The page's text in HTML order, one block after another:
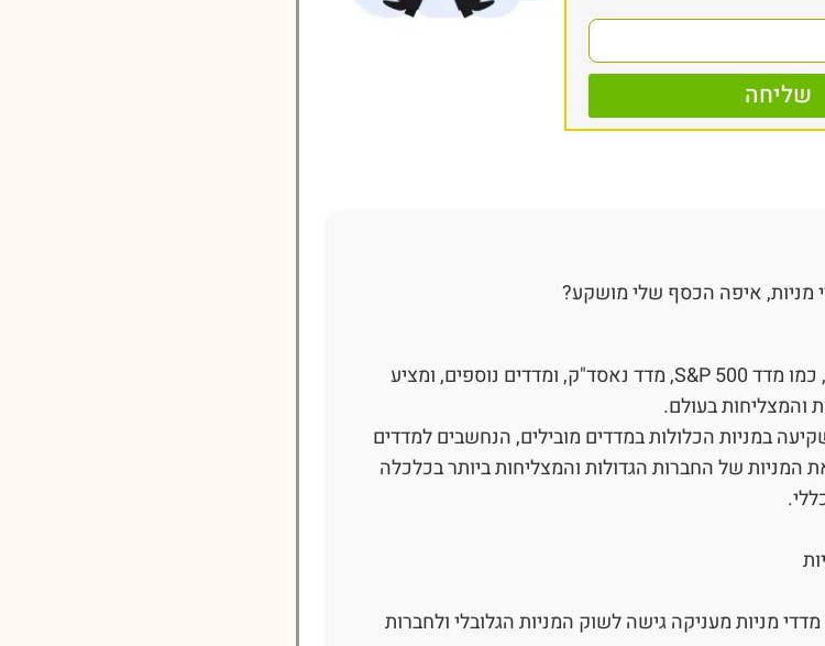
שליחה
מניות, איפה הכסף שלי מושקע?
מסלול זה מתמקד בהשקעות במדדים מובילים, כמו מדד S&P 500, מדד נאסד"ק, ומדדים נוספים, ומציע
והמצליחות בעולם.
במניות הכלולות במדדים מובילים, הנחשבים למדדים
המניות של החברות הגדולות והמצליחות ביותר בכלכלה
מניות מעניקה גישה לשוק המניות הגלובלי ולחברות